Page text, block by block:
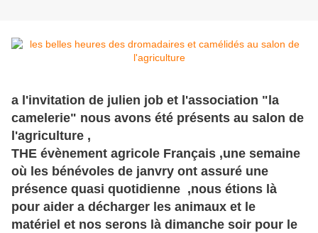
a l'invitation de julien job et l'association "la
camelerie" nous avons été présents au salon de
l'agriculture ,
THE évènement agricole Français ,une semaine
où les bénévoles de janvry ont assuré une
présence quasi quotidienne ,nous étions là
pour aider a décharger les animaux et le
matériel et nos serons là dimanche soir pour le